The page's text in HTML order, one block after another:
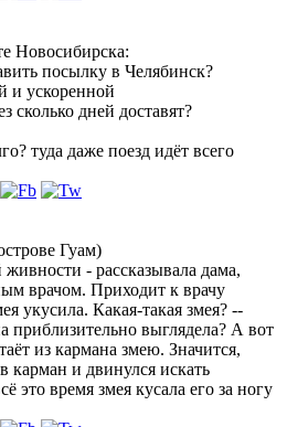
Новосибирска:
посылку в Челябинск?
и ускоренной
сколько дней доставят?
туда даже поезд идёт всего
Гуам)
- рассказывала дама,
врачом. Приходит к врачу
укусила. Какая-такая змея? --
приблизительно выглядела? А вот
из кармана змею. Значится,
карман и двинулся искать
это время змея кусала его за ногу